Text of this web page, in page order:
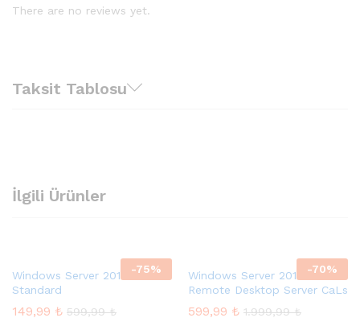
There are no reviews yet.
Taksit Tablosu
İlgili Ürünler
-75%
Windows Server 2012 R2
Standard
149,99 ₺ 599,99₺
-70%
Windows Server 2012
Remote Desktop Server CaLs
599,99 ₺ 1.999,99₺